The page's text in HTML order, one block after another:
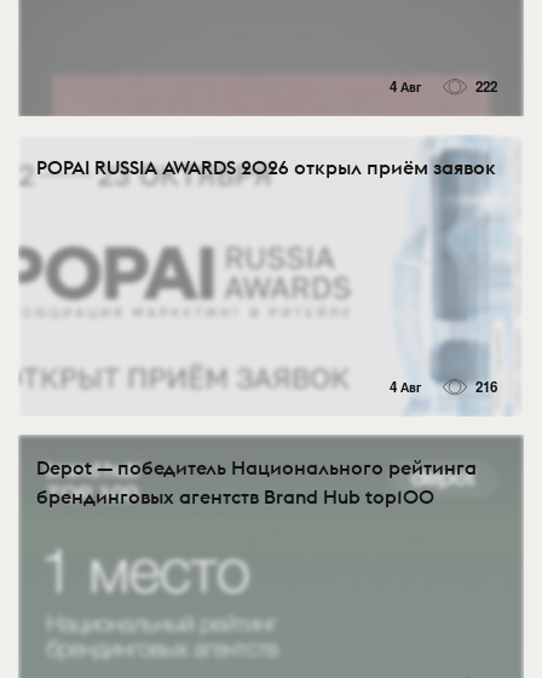
4 Авг 222
POPAI RUSSIA AWARDS 2026 открыл приём заявок
4 Авг 216
Depot — победитель Национального рейтинга
брендинговых агентств Brand Hub top100